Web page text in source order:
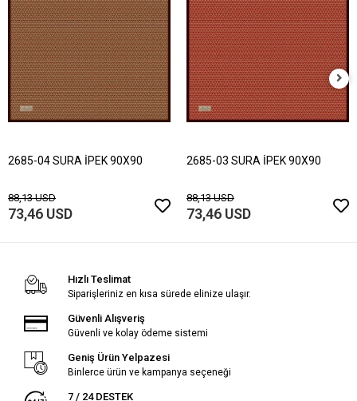
2685-04 SURA İPEK 90X90
88,13 USD
73,46 USD
2685-03 SURA İPEK 90X90
88,13 USD
73,46 USD
Hızlı Teslimat
Siparişleriniz en kısa sürede elinize ulaşır.
Güvenli Alışveriş
Güvenli ve kolay ödeme sistemi
Geniş Ürün Yelpazesi
Binlerce ürün ve kampanya seçeneği
7 / 24 DESTEK